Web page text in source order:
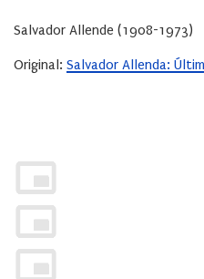
Salvador Allende (1908-1973)
Original: Salvador Allenda: